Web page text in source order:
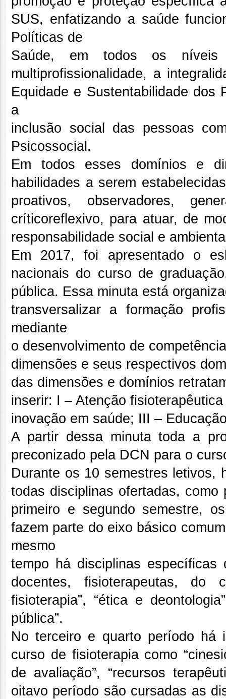
SUS, enfatizando a saúde
Políticas de
Saúde, em todos os
multiprofissionalidade, a
Equidade e Sustentabilidade dos
a
inclusão social das pessoas
Psicossocial.
Em todos esses domínios e
habilidades a serem
proativos, observadores,
críticoreflexivo, para atuar, de
responsabilidade social e
Em 2017, foi apresentado o
nacionais do curso de
pública. Essa minuta está
transversalizar a formação
mediante
o desenvolvimento de
dimensões e seus respectivos
das dimensões e domínios
inserir: I – Atenção
inovação em saúde; III –
A partir dessa minuta toda a
preconizado pela DCN para o
Durante os 10 semestres letivos,
todas disciplinas ofertadas,
primeiro e segundo semestre,
fazem parte do eixo básico
mesmo
tempo há disciplinas
docentes, fisioterapeutas, do
fisioterapia”, “ética e
pública”.
No terceiro e quarto período há
curso de fisioterapia como
de avaliação”, “recursos
oitavo período são cursadas as